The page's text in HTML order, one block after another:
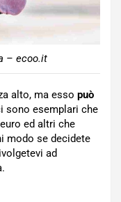
– ecoo.it
alto, ma esso può
sono esemplari che
ed altri che
modo se decidete
ad